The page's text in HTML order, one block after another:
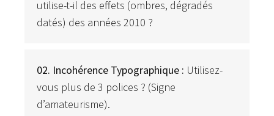
utilise-t-il des effets (ombres, dégradés
datés) des années 2010 ?
02. Incohérence Typographique : Utilisez-
vous plus de 3 polices ? (Signe
d’amateurisme).